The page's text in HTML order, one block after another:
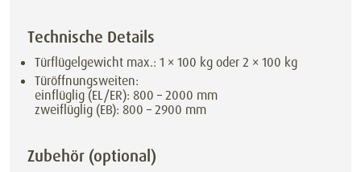
Technische Details
Türflügelgewicht max.: 1 × 100 kg oder 2 × 100 kg
Türöffnungsweiten:
einflüglig (EL/ER): 800 – 2000 mm
zweiflüglig (EB): 800 – 2900 mm
Zubehör (optional)